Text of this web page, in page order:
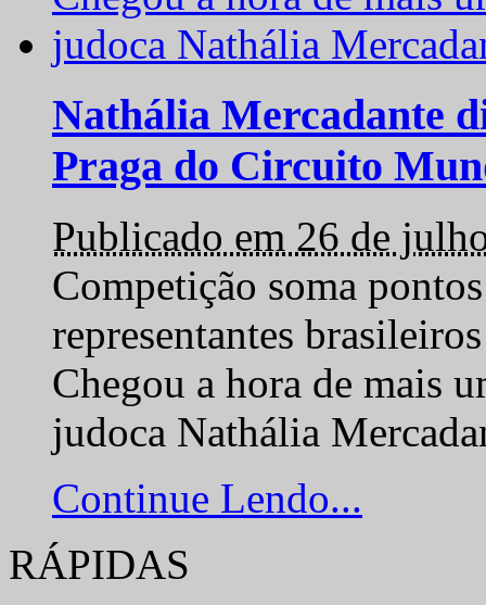
Nathália Mercadante
Praga do Circuito
Publicado em 26 de
Competição soma
representantes
Chegou a hora de mais
judoca Nathália
Continue Lendo...
RÁPIDAS